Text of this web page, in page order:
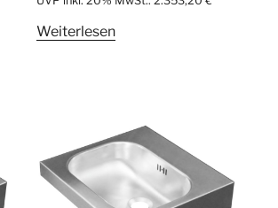
Weiterlesen